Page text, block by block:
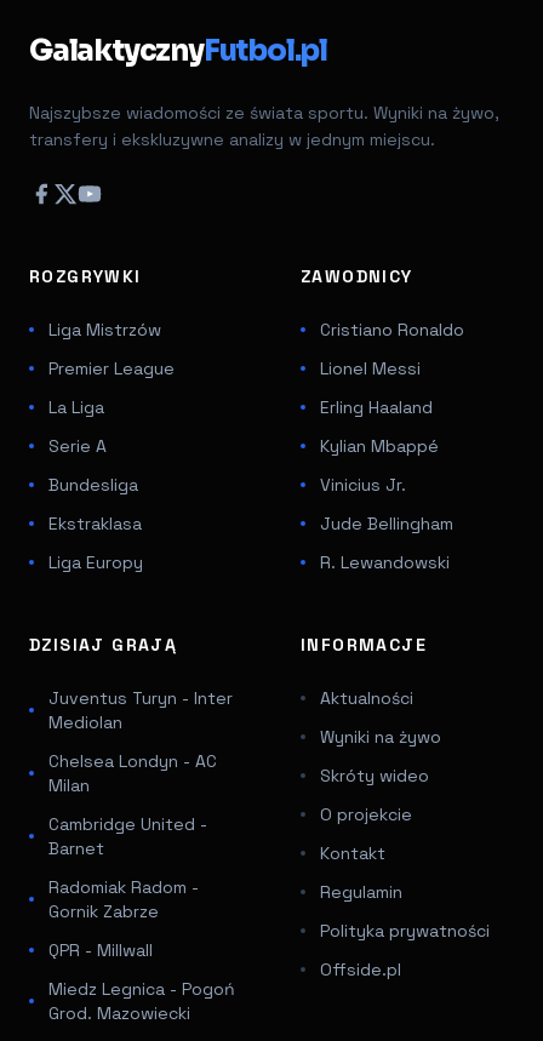
GalaktycznyFutbol.pl
Najszybsze wiadomości ze świata sportu. Wyniki na żywo,
transfery i ekskluzywne analizy w jednym miejscu.
ROZGRYWKI
Liga Mistrzów
Premier League
La Liga
Serie A
Bundesliga
Ekstraklasa
Liga Europy
ZAWODNICY
Cristiano Ronaldo
Lionel Messi
Erling Haaland
Kylian Mbappé
Vinicius Jr.
Jude Bellingham
R. Lewandowski
DZISIAJ GRAJĄ
Juventus Turyn - Inter
Mediolan
Chelsea Londyn - AC
Milan
Cambridge United -
Barnet
Radomiak Radom -
Gornik Zabrze
QPR - Millwall
Miedz Legnica - Pogoń
Grod. Mazowiecki
INFORMACJE
Aktualności
Wyniki na żywo
Skróty wideo
O projekcie
Kontakt
Regulamin
Polityka prywatności
Offside.pl